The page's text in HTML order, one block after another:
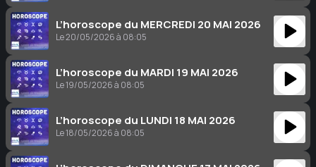
L’horoscope du MERCREDI 20 MAI 2026
Le 20/05/2026 à 08:05
L’horoscope du MARDI 19 MAI 2026
Le 19/05/2026 à 08:05
L’horoscope du LUNDI 18 MAI 2026
Le 18/05/2026 à 08:05